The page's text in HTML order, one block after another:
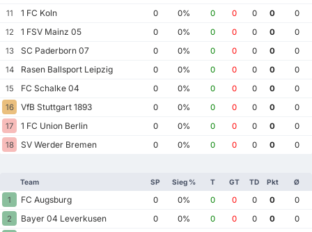
11
1 FC Koln 0 0% 0 0 0 0
0
12
1 FSV Mainz 05 0 0% 0 0 0 0
0
13
SC Paderborn 07 0 0% 0 0 0 0
0
14
Rasen Ballsport Leipzig 0 0% 0 0 0 0
0
15
FC Schalke 04 0 0% 0 0 0 0
0
16
VfB Stuttgart 1893 0 0% 0 0 0 0
0
17
1 FC Union Berlin 0 0% 0 0 0 0
0
18
SV Werder Bremen 0 0% 0 0 0 0 0
Team SP Sieg % T GT TD Pkt Ø
1 FC Augsburg 0 0% 0 0 0 0
0
2
Bayer 04 Leverkusen 0 0% 0 0 0 0
0